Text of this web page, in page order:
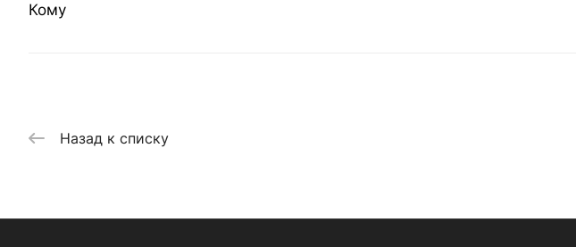
Кому
Назад к списку